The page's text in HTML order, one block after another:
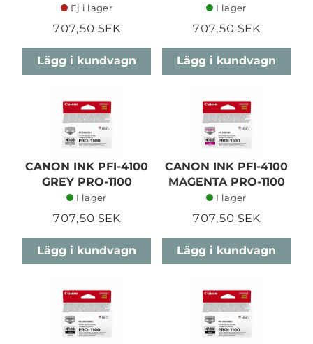
Ej i lager
707,50 SEK
Lägg i kundvagn
I lager
707,50 SEK
Lägg i kundvagn
CANON INK PFI-4100
GREY PRO-1100
I lager
707,50 SEK
Lägg i kundvagn
CANON INK PFI-4100
MAGENTA PRO-1100
I lager
707,50 SEK
Lägg i kundvagn